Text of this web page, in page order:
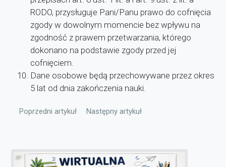
RODO, przysługuje Pani/Panu prawo do cofnięcia
zgody w dowolnym momencie bez wpływu na
zgodność z prawem przetwarzania, którego
dokonano na podstawie zgody przed jej
cofnięciem.
Dane osobowe będą przechowywane przez okres
5 lat od dnia zakończenia nauki.
Poprzedni artykuł: Deklaracje dostępności
Poprzedni artykuł Następny artykuł: Rada Rodziców
Następny artykuł